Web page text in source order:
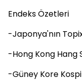
Endeks Özetleri
-Japonya'nın
-Hong Kong Hang
-Güney Kore